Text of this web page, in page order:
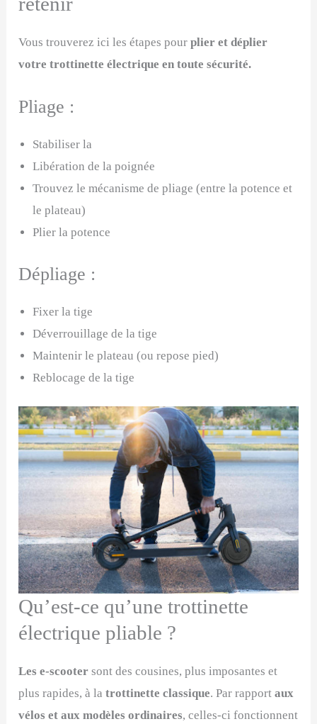
Vous trouverez ici les étapes pour plier et déplier
votre trottinette électrique en toute sécurité.
Pliage :
Stabiliser la
Libération de la poignée
Trouvez le mécanisme de pliage (entre la potence et
le plateau)
Plier la potence
Dépliage :
Fixer la tige
Déverrouillage de la tige
Maintenir le plateau (ou repose pied)
Reblocage de la tige
Qu’est-ce qu’une trottinette
électrique pliable ?
Les e-scooter sont des cousines, plus imposantes et
plus rapides, à latrottinette classique. Par rapportaux
vélos et aux modèles ordinaires, celles-ci fonctionnent